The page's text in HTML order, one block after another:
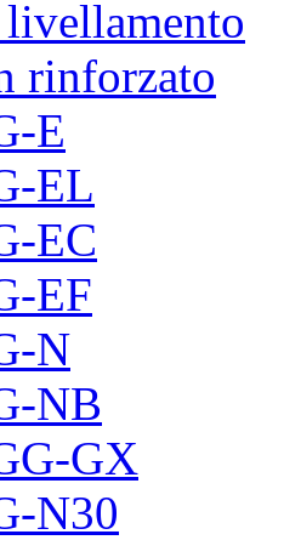
rinforzato
E
EL
EC
EF
N
NB
GX
N30